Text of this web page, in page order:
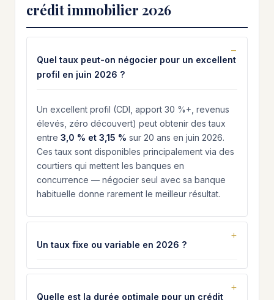
crédit immobilier 2026
Quel taux peut-on négocier pour un excellent
profil en juin 2026 ?
Un excellent profil (CDI, apport 30 %+, revenus
élevés, zéro découvert) peut obtenir des taux
entre 3,0 % et 3,15 % sur 20 ans en juin 2026.
Ces taux sont disponibles principalement via des
courtiers qui mettent les banques en
concurrence — négocier seul avec sa banque
habituelle donne rarement le meilleur résultat.
Un taux fixe ou variable en 2026 ?
Quelle est la durée optimale pour un crédit